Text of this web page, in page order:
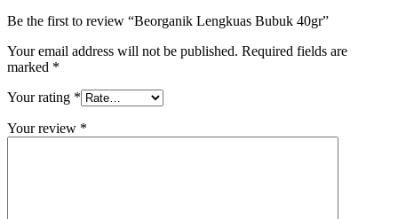
Be the first to review “Beorganik Lengkuas Bubuk 40gr”
Your email address will not be published. Required fields are
marked *
Your rating *
Your review *